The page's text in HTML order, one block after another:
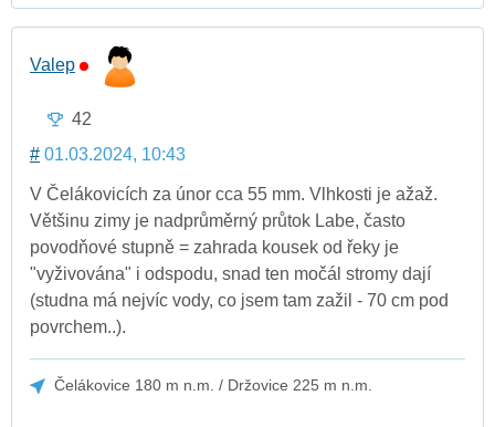
Valep
42
# 01.03.2024, 10:43
V Čelákovicích za únor cca 55 mm. Vlhkosti je ažaž.
Většinu zimy je nadprůměrný průtok Labe, často
povodňové stupně = zahrada kousek od řeky je
"vyživována" i odspodu, snad ten močál stromy dají
(studna má nejvíc vody, co jsem tam zažil - 70 cm pod
povrchem..).
Čelákovice 180 m n.m. / Držovice 225 m n.m.